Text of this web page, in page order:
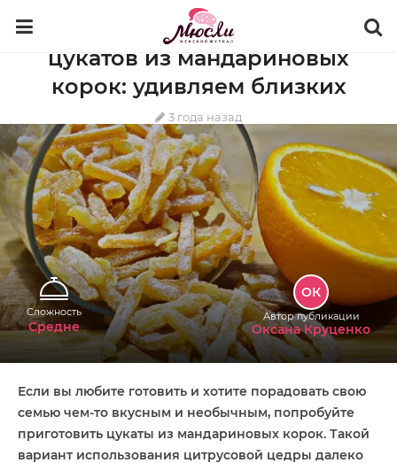
ДЕСЕРТЫ
Рецепты приготовления
цукатов из мандариновых
корок: удивляем близких
3 года назад
Сложность
Средне
Автор публикации
Оксана Круценко
ОК
Если вы любите готовить и хотите порадовать свою
семью чем-то вкусным и необычным, попробуйте
приготовить цукаты из мандариновых корок. Такой
вариант использования цитрусовой цедры далеко